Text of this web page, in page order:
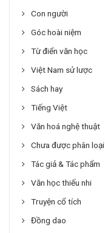
Con người
Góc hoài niệm
Từ điển văn học
Việt Nam sử lược
Sách hay
Tiếng Việt
Văn hoá nghệ thuật
Chưa được phân loại
Tác giả & Tác phẩm
Văn học thiếu nhi
Truyện cổ tích
Đồng dao